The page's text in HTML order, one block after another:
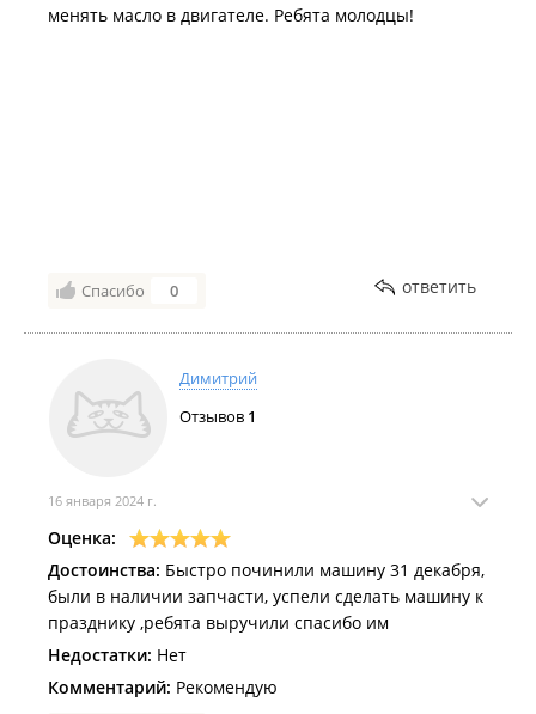
менять масло в двигателе. Ребята молодцы!
Спасибо 0 ответить
Димитрий
Отзывов 1
16 января 2024 г.
Оценка:
Достоинства: Быстро починили машину 31 декабря,
были в наличии запчасти, успели сделать машину к
празднику ,ребята выручили спасибо им
Недостатки: Нет
Комментарий: Рекомендую